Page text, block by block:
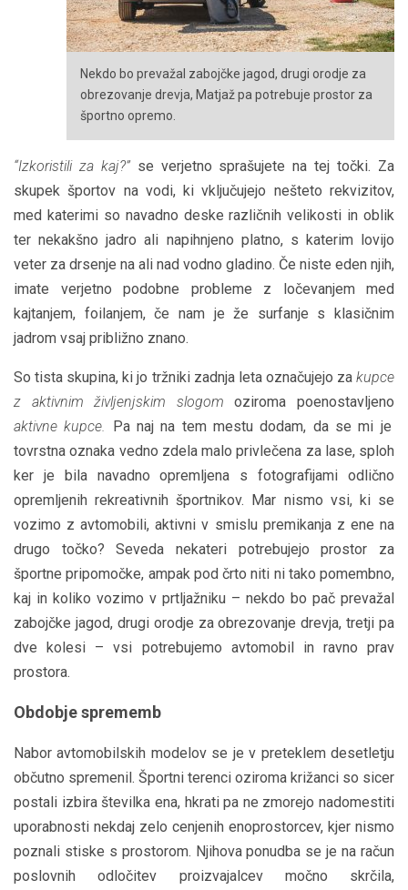
Nekdo bo prevažal zabojčke jagod, drugi orodje za
obrezovanje drevja, Matjaž pa potrebuje prostor za
športno opremo.
“Izkoristili za kaj?”se verjetno sprašujete na tej točki. Za
skupek športov na vodi, ki vključujejo nešteto rekvizitov,
med katerimi so navadno deske različnih velikosti in oblik
ter nekakšno jadro ali napihnjeno platno, s katerim lovijo
veter za drsenje na ali nad vodno gladino. Če niste eden njih,
imate verjetno podobne probleme z ločevanjem med
kajtanjem, foilanjem, če nam je že surfanje s klasičnim
jadrom vsaj približno znano.
So tista skupina, ki jo tržniki zadnja leta označujejo za kupce
z aktivnim življenjskim slogomoziroma poenostavljeno
aktivne kupce.
Pa naj na tem mestu dodam, da se mi je
tovrstna oznaka vedno zdela malo privlečena za lase, sploh
ker je bila navadno opremljena s fotografijami odlično
opremljenih rekreativnih športnikov. Mar nismo vsi, ki se
vozimo z avtomobili, aktivni v smislu premikanja z ene na
drugo točko? Seveda nekateri potrebujejo prostor za
športne pripomočke, ampak pod črto niti ni tako pomembno,
kaj in koliko vozimo v prtljažniku – nekdo bo pač prevažal
zabojčke jagod, drugi orodje za obrezovanje drevja, tretji pa
dve kolesi – vsi potrebujemo avtomobil in ravno prav
prostora.
Obdobje sprememb
Nabor avtomobilskih modelov se je v preteklem desetletju
občutno spremenil. Športni terenci oziroma križanci so sicer
postali izbira številka ena, hkrati pa ne zmorejo nadomestiti
uporabnosti nekdaj zelo cenjenih enoprostorcev, kjer nismo
poznali stiske s prostorom. Njihova ponudba se je na račun
poslovnih odločitev proizvajalcev močno skrčila,